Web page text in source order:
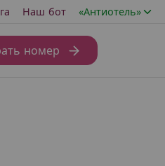
Наш бот «Антиотель»
номер